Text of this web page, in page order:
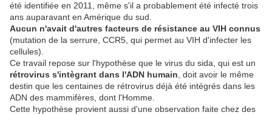
été identifiée en 2011, même s'il a probablement été infecté trois
ans auparavant en Amérique du sud.
Aucun n'avait d'autres facteurs de résistance au VIH connus
(mutation de la serrure, CCR5, qui permet au VIH d'infecter les
cellules).
Ce travail repose sur l'hypothèse que le virus du sida, qui est un
rétrovirus s'intègrant dans l'ADN humain , doit avoir le même
destin que les centaines de rétrovirus déjà été intégrés dans les
ADN des mammifères, dont l'Homme.
Cette hypothèse provient aussi d'une observation faite chez des